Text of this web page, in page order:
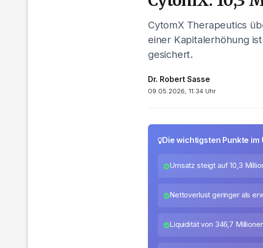
CytomX Therapeutics
einer Kapitalerhöhung
gesichert.
Dr. Robert Sasse
09.05.2026, 11:34 Uhr
Die wichtigsten Punkte im
Umsatz steigt auf 10,3
Nettoverlust geringer als
Liquidität von 346,7